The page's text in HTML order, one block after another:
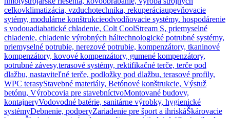
celkovklimatizácia, vzduchotechnika, rekuperáciaupevňovacie
sytémy, modulárne konštrukcieodvodňovacie systémy. hospodárenie
s vodouadiabatické chladenie, Colt CoolStream S, priemyselné
chladenie, chladenie výrobných háltechnologické potrubné systémy,
priemyselné potrubie, nerezové potrubie, kompenzátory, tkaninové
kompenzátory, kovové kompenzátory, gumené kompenzátory,
potrubné závesy,terasové systémy, rektifikačné terče, terče pod
dlažbu, nastaviteľné terče, podložky pod dlažbu, terasové profily,
WPC terasyStavebné materiály, Betónové konštrukcie, Výstuž
betónu, Výrobcovia pre stavebníctvoMontované budovy,
kontajneryVodovodné batérie, sanitárne výrobky, hygienické
systémyDebnenie, podperyZariadenie pre šport a ihriskáŠkárovacie